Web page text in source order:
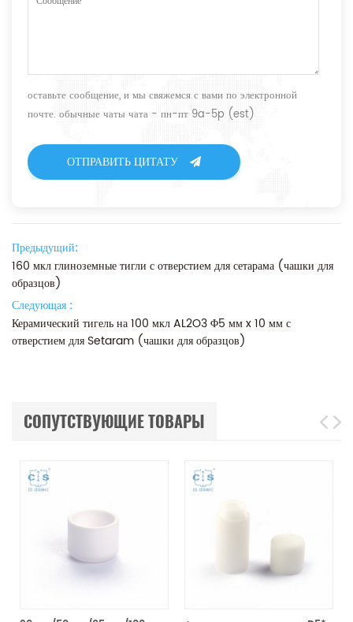
оставьте сообщение, и мы свяжемся с вами по электронной
почте. обычные чаты чата - пн-пт 9a-5p (est)
ОТПРАВИТЬ ЦИТАТУ
Предыдущий:
160 мкл глиноземные тигли с отверстием для сетарама (чашки для
образцов)
Следующая :
Керамический тигель на 100 мкл AL2O3 Φ5 мм x 10 мм с
отверстием для Setaram (чашки для образцов)
СОПУТСТВУЮЩИЕ ТОВАРЫ